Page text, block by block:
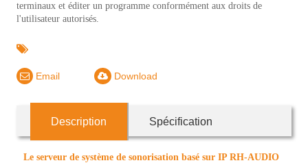
terminaux et éditer un programme conformément aux droits de
l'utilisateur autorisés.
Email Download
Description Spécification
Le serveur de système de sonorisation basé sur IP RH-AUDIO